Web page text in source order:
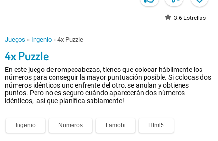
3.6 Estrellas
Juegos » Ingenio » 4x Puzzle
4x Puzzle
En este juego de rompecabezas, tienes que colocar hábilmente los
números para conseguir la mayor puntuación posible. Si colocas dos
números idénticos uno enfrente del otro, se anulan y obtienes
puntos. Pero no es seguro cuándo aparecerán dos números
idénticos, ¡así que planifica sabiamente!
Ingenio Números Famobi Html5